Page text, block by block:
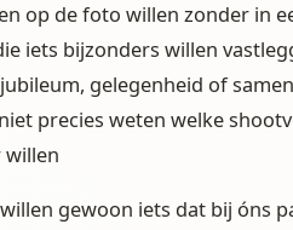
op de foto willen zonder in
iets bijzonders willen
gelegenheid of
precies weten welke
willen
gewoon iets dat bij óns